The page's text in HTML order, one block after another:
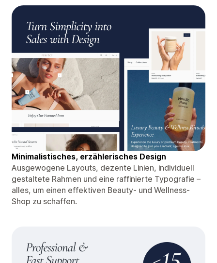
Minimalistisches, erzählerisches Design
Ausgewogene Layouts, dezente Linien, individuell
gestaltete Rahmen und eine raffinierte Typografie –
alles, um einen effektiven Beauty- und Wellness-
Shop zu schaffen.